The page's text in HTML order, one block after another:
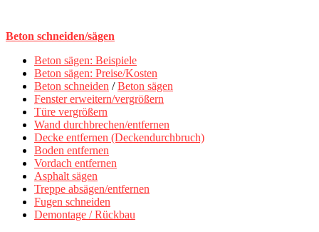
Beton schneiden/sägen
Beton sägen: Beispiele
Beton sägen: Preise/Kosten
Beton schneiden /Beton sägen
Fenster erweitern/vergrößern
Türe vergrößern
Wand durchbrechen/entfernen
Decke entfernen (Deckendurchbruch)
Boden entfernen
Vordach entfernen
Asphalt sägen
Treppe absägen/entfernen
Fugen schneiden
Demontage / Rückbau